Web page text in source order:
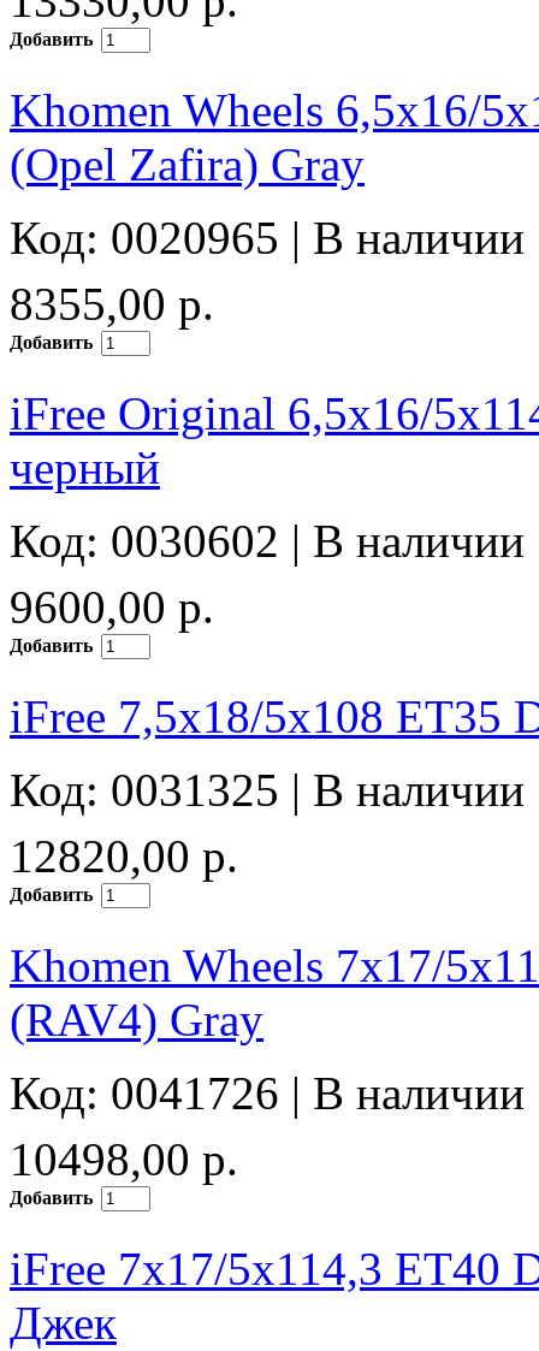
Добавить
Khomen Wheels 6,5x16/
(Opel Zafira) Gray
Код: 0020965 | В наличии
8355,00 р.
Добавить
iFree Original 6,5x16/
черный
Код: 0030602 | В наличии
9600,00 р.
Добавить
iFree 7,5x18/5x108
Код: 0031325 | В наличии
12820,00 р.
Добавить
Khomen Wheels 7x17/
(RAV4) Gray
Код: 0041726 | В наличии
10498,00 р.
Добавить
iFree 7x17/5x114,3 ET40
Джек